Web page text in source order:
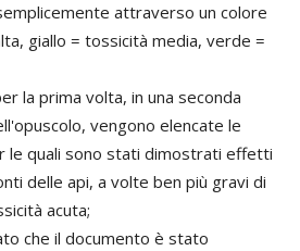
attraverso un colore
giallo = tossicità media, verde =
la prima volta, in una seconda
vengono elencate le
le quali sono stati dimostrati effetti
delle api, a volte ben più gravi di
acuta;
che il documento è stato